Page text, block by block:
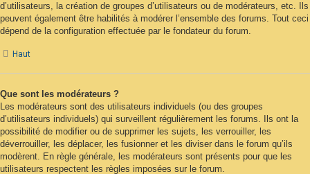
d’utilisateurs, la création de groupes d’utilisateurs ou de modérateurs, etc. Ils
peuvent également être habilités à modérer l’ensemble des forums. Tout ceci
dépend de la configuration effectuée par le fondateur du forum.
Haut
Que sont les modérateurs ?
Les modérateurs sont des utilisateurs individuels (ou des groupes
d’utilisateurs individuels) qui surveillent régulièrement les forums. Ils ont la
possibilité de modifier ou de supprimer les sujets, les verrouiller, les
déverrouiller, les déplacer, les fusionner et les diviser dans le forum qu’ils
modèrent. En règle générale, les modérateurs sont présents pour que les
utilisateurs respectent les règles imposées sur le forum.